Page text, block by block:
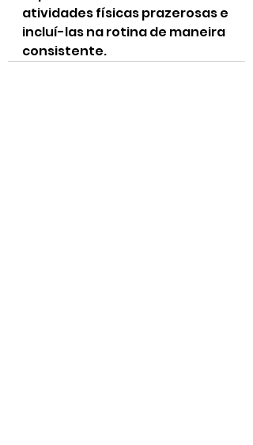
atividades físicas prazerosas e
incluí-las na rotina de maneira
consistente.